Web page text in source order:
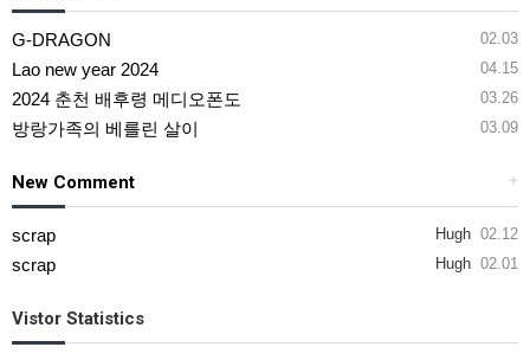
02.03
G-DRAGON
04.15
Lao new year 2024
03.26
2024 춘천 배후령 메디오폰도
03.09
방랑가족의 베를린 살이
+
New Comment
Hugh 02.12
scrap
Hugh 02.01
scrap
Vistor Statistics